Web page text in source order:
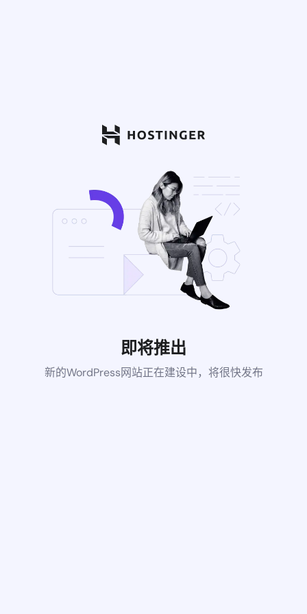
即将推出
新的WordPress网站正在建设中，将很快发布